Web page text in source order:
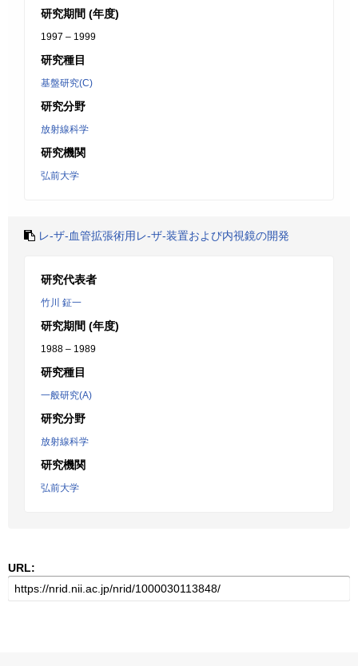
研究期間 (年度)
1997 – 1999
研究種目
基盤研究(C)
研究分野
放射線科学
研究機関
弘前大学
レ-ザ-血管拡張術用レ-ザ-装置および内視鏡の開発
研究代表者
竹川 鉦一
研究期間 (年度)
1988 – 1989
研究種目
一般研究(A)
研究分野
放射線科学
研究機関
弘前大学
URL: